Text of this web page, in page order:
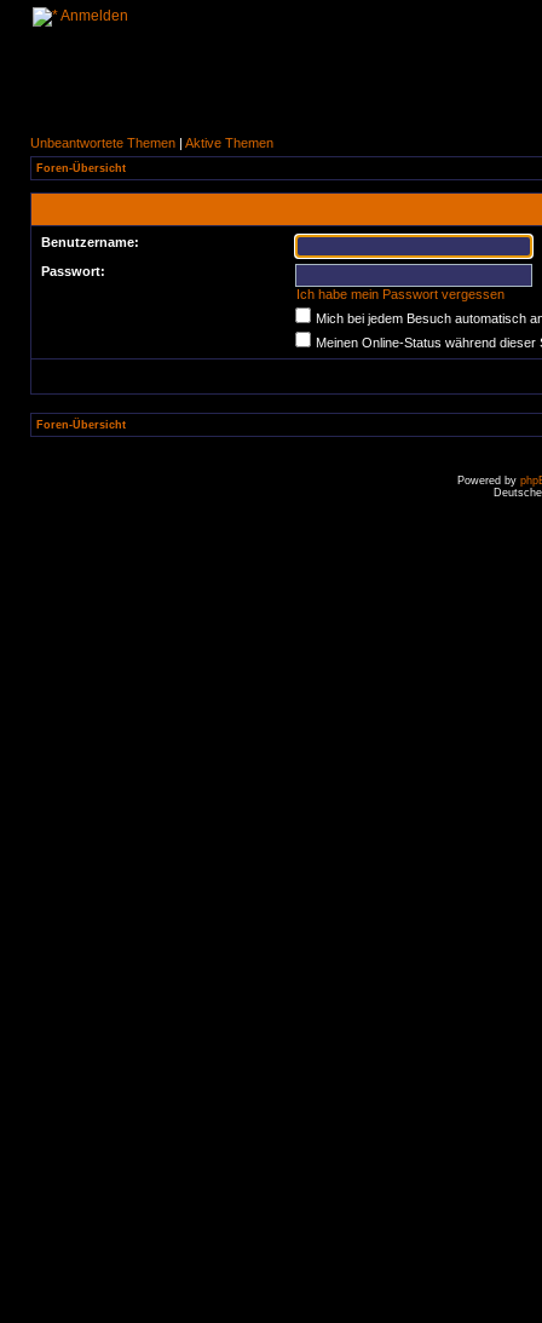
Anmelden
Unbeantwortete Themen | Aktive Themen
Foren-Übersicht
Benutzername:
Passwort:
Ich habe mein Passwort vergessen
Mich bei jedem Besuch automatisch
Meinen Online-Status während dieser
Foren-Übersicht
Powered by